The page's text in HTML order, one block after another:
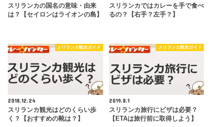
スリランカの国名の意味・由来
は？【セイロンはライオンの島】
スリランカではカレーを手で食べ
るの？【右手？左手？】
スリランカ観光ガイド
2018.12.24
スリランカ観光はどのくらい歩
く？【おすすめの靴は？】
スリランカ観光ガイド
2019.8.1
スリランカ旅行にビザは必要？
【ETAは旅行前に取得しよう】